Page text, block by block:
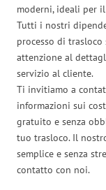
moderni, ideali per
Tutti i nostri
processo di
attenzione al
servizio al cliente.
Ti invitiamo a
informazioni sui
gratuito e senza
tuo trasloco. Il
semplice e senza
contatto con noi.